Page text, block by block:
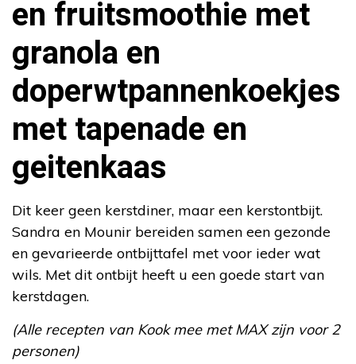
en fruitsmoothie met
granola en
doperwtpannenkoekjes
met tapenade en
geitenkaas
Dit keer geen kerstdiner, maar een kerstontbijt.
Sandra en Mounir bereiden samen een gezonde
en gevarieerde ontbijttafel met voor ieder wat
wils. Met dit ontbijt heeft u een goede start van
kerstdagen.
(Alle recepten van Kook mee met MAX zijn voor 2
personen)